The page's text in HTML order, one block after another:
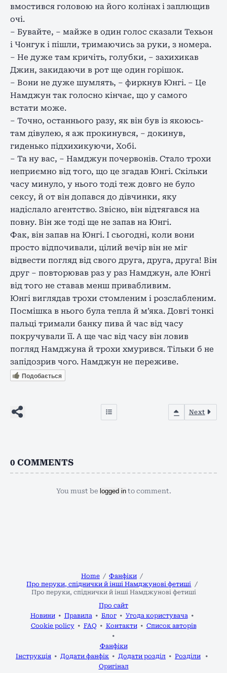
вмостився головою на його колінах і заплющив
очі.
– Бувайте, – майже в один голос сказали Техьон
і Чонгук і пішли, тримаючись за руки, з номера.
– Не дуже там кричіть, голубки, – захихикав
Джин, закидаючи в рот ще один горішок.
– Вони не дуже шумлять, – фиркнув Юнгі. – Це
Намджун так голосно кінчає, що у самого
встати може.
– Точно, останнього разу, як він був із якоюсь-
там дівулею, я аж прокинувся, – докинув,
гиденько підхихикуючи, Хобі.
– Та ну вас, – Намджун почервонів. Стало трохи
неприємно від того, що це згадав Юнгі. Скільки
часу минуло, у нього тоді теж довго не було
сексу, й от він допався до дівчинки, яку
надіслало агентство. Звісно, він відтягався на
повну. Він же тоді ще не запав на Юнгі.
Фак, він запав на Юнгі. І сьогодні, коли вони
просто відпочивали, цілий вечір він не міг
відвести погляд від свого друга, друга, друга! Він
друг – повторював раз у раз Намджун, але Юнгі
від того не ставав менш привабливим.
Юнгі виглядав трохи стомленим і розслабленим.
Посмішка в нього була тепла й м’яка. Довгі тонкі
пальці тримали банку пива й час від часу
покручували її. А ще час від часу він ловив
погляд Намджуна й трохи хмурився. Тільки б не
запідозрив чого. Намджун не переживе.
Подобається
Next
0 COMMENTS
You must be logged into comment.
Home
Фанфіки
Про перуки, спіднички й інші Намджунові фетиші
Про перуки, спіднички й інші Намджунові фетиші
Про сайт
Новини
Правила Блог
Угода користувача
Cookie policy
FAQ Контакти Список авторів
Фанфіки
Інструкція
Додати фанфік Додати розділ
Розділи
Оригінал